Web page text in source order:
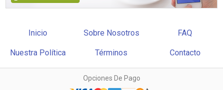
Inicio Sobre Nosotros FAQ
Nuestra Política Términos Contacto
Opciones De Pago